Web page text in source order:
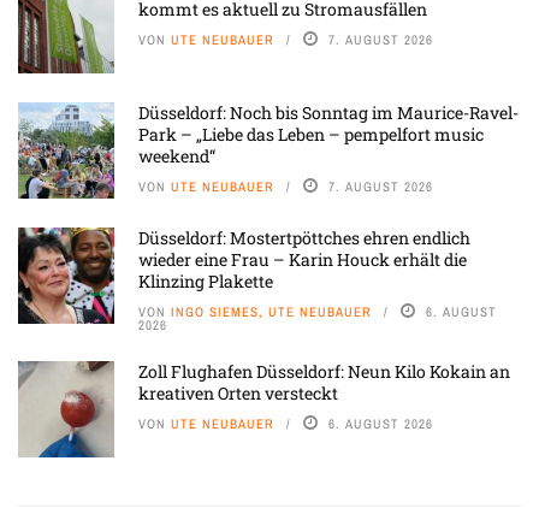
kommt es aktuell zu Stromausfällen
VON UTE NEUBAUER 7. AUGUST 2026
Düsseldorf: Noch bis Sonntag im Maurice-Ravel-
Park – „Liebe das Leben – pempelfort music
weekend“
VON UTE NEUBAUER 7. AUGUST 2026
Düsseldorf: Mostertpöttches ehren endlich
wieder eine Frau – Karin Houck erhält die
Klinzing Plakette
VON INGO SIEMES, UTE NEUBAUER 6. AUGUST
2026
Zoll Flughafen Düsseldorf: Neun Kilo Kokain an
kreativen Orten versteckt
VON UTE NEUBAUER 6. AUGUST 2026